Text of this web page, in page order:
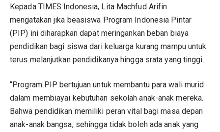
Kepada TIMES Indonesia, Lita Machfud Arifin
mengatakan jika beasiswa Program Indonesia Pintar
(PIP) ini diharapkan dapat meringankan beban biaya
pendidikan bagi siswa dari keluarga kurang mampu untuk
terus melanjutkan pendidikanya hingga srata yang tinggi.
“Program PIP bertujuan untuk membantu para wali murid
dalam membiayai kebutuhan sekolah anak-anak mereka.
Bahwa pendidikan memiliki peran vital bagi masa depan
anak-anak bangsa, sehingga tidak boleh ada anak yang